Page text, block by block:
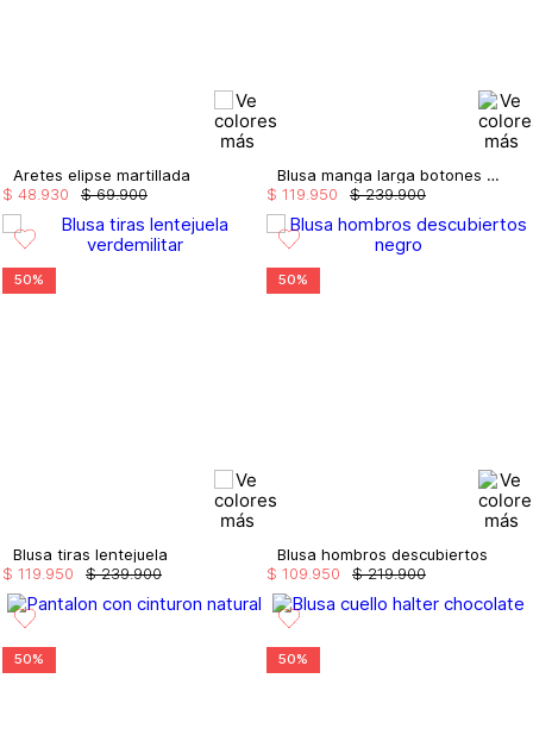
Aretes elipse martillada
$ 69.900
$ 48 930
Blusa manga larga botones en hombro
$ 239.900
$ 119 950
50%
Blusa tiras lentejuela
$ 239.900
$ 119 950
50%
Blusa hombros descubiertos
$ 219.900
$ 109 950
50% 50%